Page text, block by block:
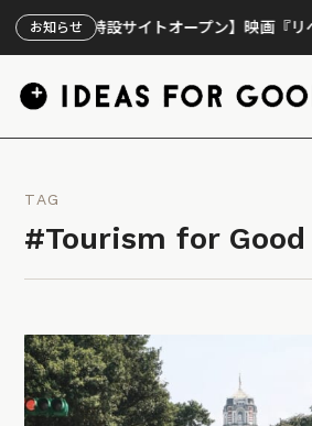
お知らせ
【特設サイトオープン】映画『リペアカ
TAG
#Tourism for Good